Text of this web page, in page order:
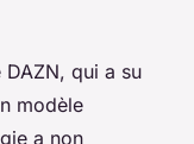
qui a su
modèle
a non